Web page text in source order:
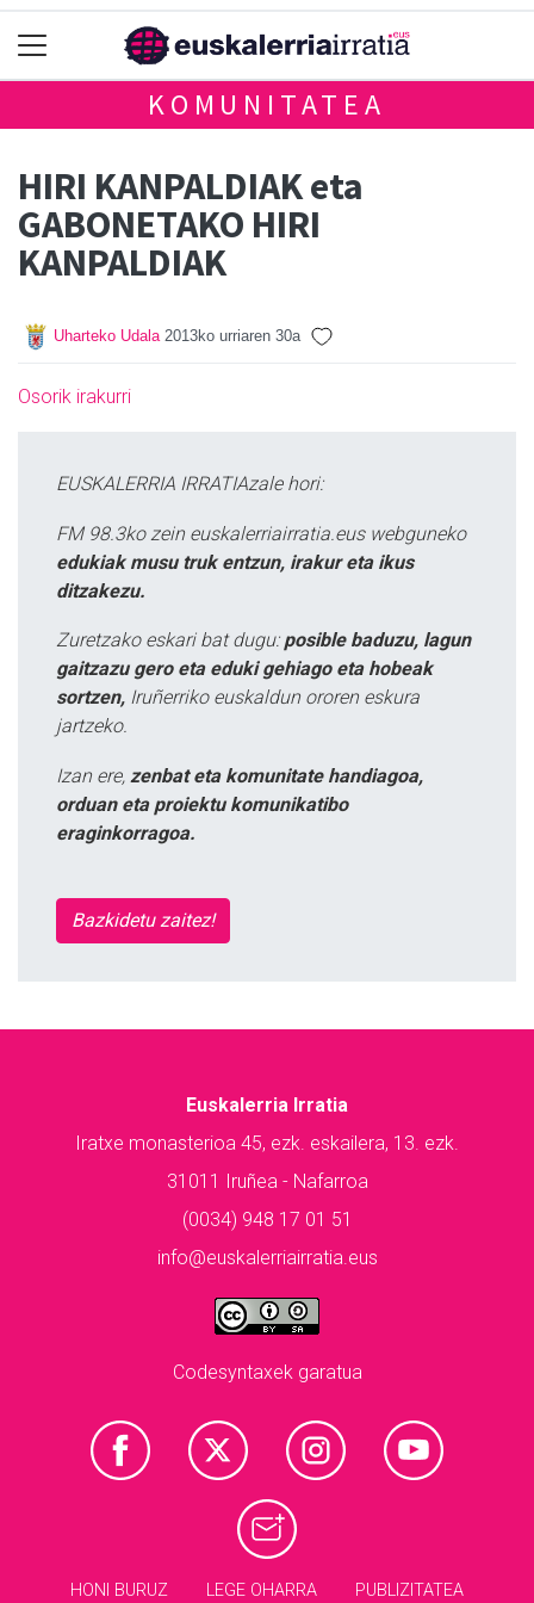
KOMUNITATEA
HIRI KANPALDIAK eta
GABONETAKO HIRI
KANPALDIAK
Uharteko Udala 2013ko urriaren 30a
Osorik irakurri
EUSKALERRIA IRRATIAzale hori:
FM 98.3ko zein euskalerriairratia.eus webguneko
edukiak musu truk entzun, irakur eta ikus
ditzakezu.
Zuretzako eskari bat dugu: posible baduzu, lagun
gaitzazu gero eta eduki gehiago eta hobeak
sortzen, Iruñerriko euskaldun ororen eskura
jartzeko.
Izan ere, zenbat eta komunitate handiagoa,
orduan eta proiektu komunikatibo
eraginkorragoa.
Bazkidetu zaitez!
Euskalerria Irratia
Iratxe monasterioa 45, ezk. eskailera, 13. ezk.
31011 Iruñea - Nafarroa
(0034) 948 17 01 51
info@euskalerriairratia.eus
Codesyntaxek garatua
HONI BURUZ LEGE OHARRA PUBLIZITATEA